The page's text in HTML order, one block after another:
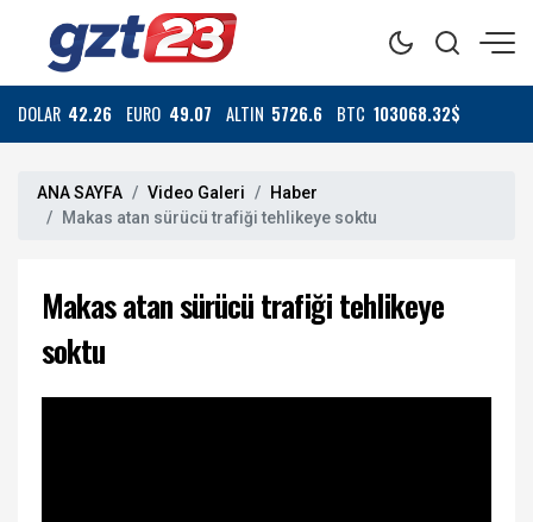
DOLAR 42.26 EURO 49.07 ALTIN 5726.6 BTC 103068.32$
ANA SAYFA Video Galeri
Haber
Makas atan sürücü trafiği tehlikeye soktu
Makas atan sürücü trafiği tehlikeye
soktu